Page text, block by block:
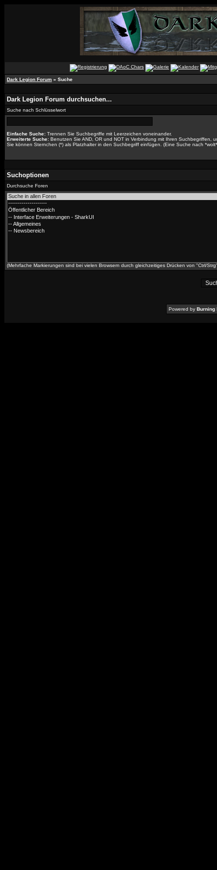
Dark Legion Forum » Suche
Dark Legion Forum durchsuchen...
Suche nach Schlüsselwort
Einfache Suche: Trennen Sie Suchbegriffe mit Leerzeichen voneinander.
Erweiterte Suche: Benutzen Sie AND, OR und NOT in Verbindung mit Ihren Suchbegriffen,
Sie können Sternchen (*) als Platzhalter in den Suchbegriff einfügen. (Eine Suche nach
Suchoptionen
Durchsuche Foren
(Mehrfache Markierungen sind bei vielen Browsern durch gleichzeitiges Drücken von "Ctrl/
Powered by Burning